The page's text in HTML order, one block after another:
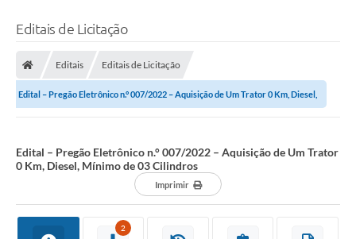
Editais de Licitação
Editais Editais de Licitação
Edital – Pregão Eletrônico n.° 007/2022 – Aquisição de Um Trator 0 Km, Diesel,
Edital – Pregão Eletrônico n.° 007/2022 – Aquisição de Um Trator
0 Km, Diesel, Mínimo de 03 Cilindros
Imprimir
2